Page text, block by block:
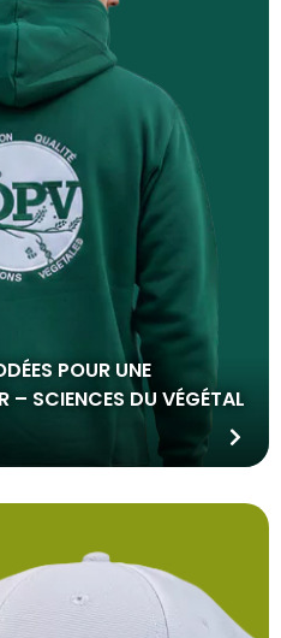
POUR UNE
– SCIENCES DU VÉGÉTAL